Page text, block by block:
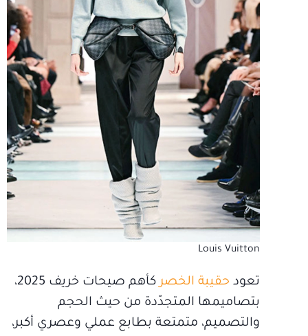
Louis Vuitton
تعود حقيبة الخصر
كأهم صيحات خريف 2025،
بتصاميمها المتجدّدة من حيث الحجم
والتصميم، متمتعة بطابع عملي وعصري أكبر،